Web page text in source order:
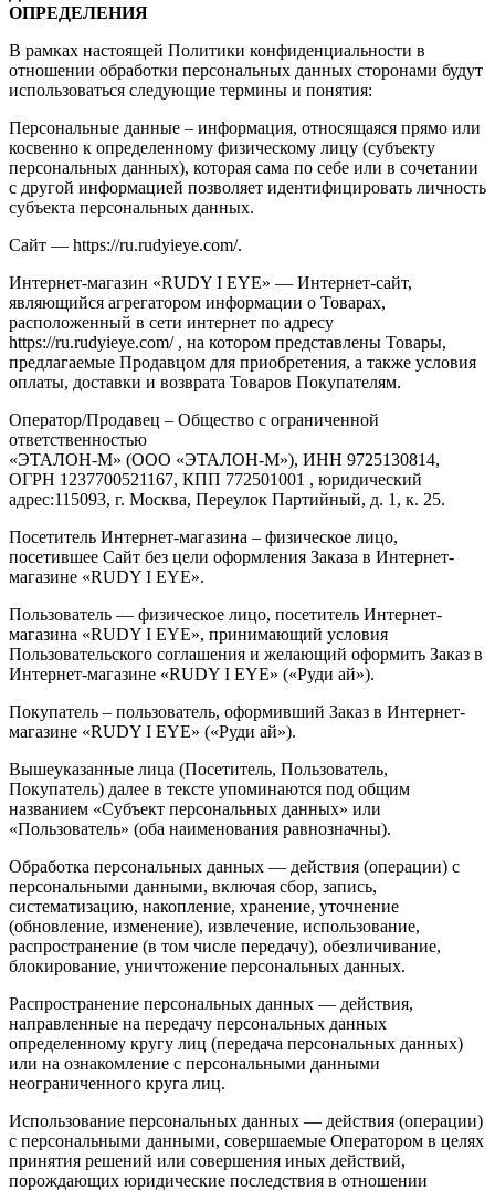
ОПРЕДЕЛЕНИЯ
В рамках настоящей Политики конфиденциальности в
отношении обработки персональных данных сторонами будут
использоваться следующие термины и понятия:
Персональные данные – информация, относящаяся прямо или
косвенно к определенному физическому лицу (субъекту
персональных данных), которая сама по себе или в сочетании
с другой информацией позволяет идентифицировать личность
субъекта персональных данных.
Сайт — https://ru.rudyieye.com/.
Интернет-магазин «RUDY I EYE» — Интернет-сайт,
являющийся агрегатором информации о Товарах,
расположенный в сети интернет по адресу
https://ru.rudyieye.com/ , на котором представлены Товары,
предлагаемые Продавцом для приобретения, а также условия
оплаты, доставки и возврата Товаров Покупателям.
Оператор/Продавец – Общество с ограниченной
ответственностью
«ЭТАЛОН-М» (ООО «ЭТАЛОН-М»), ИНН 9725130814,
ОГРН 1237700521167, КПП 772501001 , юридический
адрес:115093, г. Москва, Переулок Партийный, д. 1, к. 25.
Посетитель Интернет-магазина – физическое лицо,
посетившее Сайт без цели оформления Заказа в Интернет-
магазине «RUDY I EYE».
Пользователь — физическое лицо, посетитель Интернет-
магазина «RUDY I EYE», принимающий условия
Пользовательского соглашения и желающий оформить Заказ в
Интернет-магазине «RUDY I EYE» («Руди ай»).
Покупатель – пользователь, оформивший Заказ в Интернет-
магазине «RUDY I EYE» («Руди ай»).
Вышеуказанные лица (Посетитель, Пользователь,
Покупатель) далее в тексте упоминаются под общим
названием «Субъект персональных данных» или
«Пользователь» (оба наименования равнозначны).
Обработка персональных данных — действия (операции) с
персональными данными, включая сбор, запись,
систематизацию, накопление, хранение, уточнение
(обновление, изменение), извлечение, использование,
распространение (в том числе передачу), обезличивание,
блокирование, уничтожение персональных данных.
Распространение персональных данных — действия,
направленные на передачу персональных данных
определенному кругу лиц (передача персональных данных)
или на ознакомление с персональными данными
неограниченного круга лиц.
Использование персональных данных — действия (операции)
с персональными данными, совершаемые Оператором в целях
принятия решений или совершения иных действий,
порождающих юридические последствия в отношении